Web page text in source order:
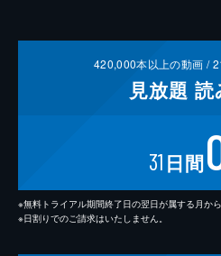
420,000本以上の動画 /
見放題 読
31 日間
※無料トライアル期間終了日の翌日が属する月か
※日割りでのご請求はいたしません。